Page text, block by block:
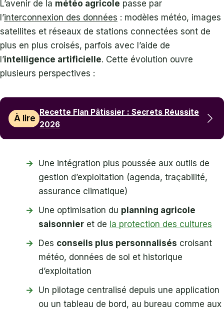
L’avenir de la météo agricole passe par
l’interconnexion des données : modèles météo, images
satellites et réseaux de stations connectées sont de
plus en plus croisés, parfois avec l’aide de
l’intelligence artificielle. Cette évolution ouvre
plusieurs perspectives :
À lire
Recette Flan Pâtissier : Secrets Réussite
2026
Une intégration plus poussée aux outils de
gestion d’exploitation (agenda, traçabilité,
assurance climatique)
Une optimisation du planning agricole
saisonnier et de la protection des cultures
Des conseils plus personnalisés croisant
météo, données de sol et historique
d’exploitation
Un pilotage centralisé depuis une application
ou un tableau de bord, au bureau comme aux